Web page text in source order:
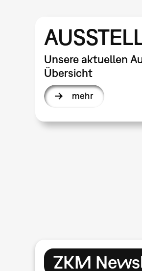
Unsere aktuellen
Übersicht
mehr
ZKM